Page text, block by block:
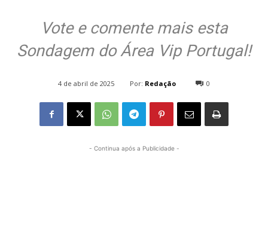
Vote e comente mais esta
Sondagem do Área Vip Portugal!
4 de abril de 2025 Por: Redação 0
- Continua após a Publicidade -